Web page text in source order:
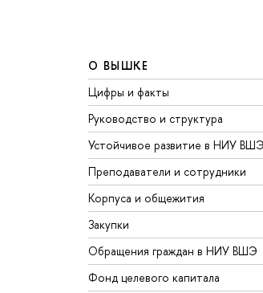
О ВЫШКЕ
Цифры и факты
Руководство и структура
Устойчивое развитие в НИУ ВШЭ
Преподаватели и сотрудники
Корпуса и общежития
Закупки
Обращения граждан в НИУ ВШЭ
Фонд целевого капитала